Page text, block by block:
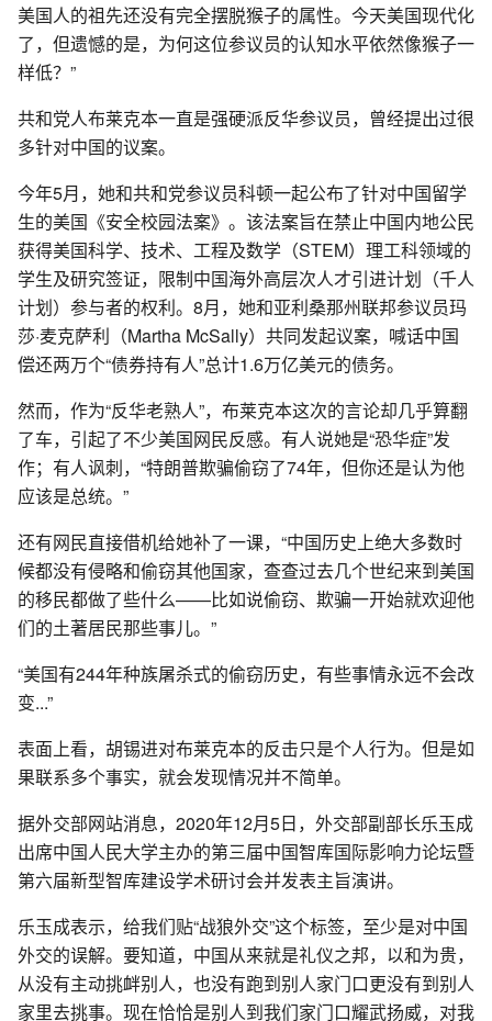
美国人的祖先还没有完全摆脱猴子的属性。今天美国现代化
了，但遗憾的是，为何这位参议员的认知水平依然像猴子一
样低？”
共和党人布莱克本一直是强硬派反华参议员，曾经提出过很
多针对中国的议案。
今年5月，她和共和党参议员科顿一起公布了针对中国留学
生的美国《安全校园法案》。该法案旨在禁止中国内地公民
获得美国科学、技术、工程及数学（STEM）理工科领域的
学生及研究签证，限制中国海外高层次人才引进计划（千人
计划）参与者的权利。8月，她和亚利桑那州联邦参议员玛
莎·麦克萨利（Martha McSally）共同发起议案，喊话中国
偿还两万个“债券持有人”总计1.6万亿美元的债务。
然而，作为“反华老熟人”，布莱克本这次的言论却几乎算翻
了车，引起了不少美国网民反感。有人说她是“恐华症”发
作；有人讽刺，“特朗普欺骗偷窃了74年，但你还是认为他
应该是总统。”
还有网民直接借机给她补了一课，“中国历史上绝大多数时
候都没有侵略和偷窃其他国家，查查过去几个世纪来到美国
的移民都做了些什么——比如说偷窃、欺骗一开始就欢迎他
们的土著居民那些事儿。”
“美国有244年种族屠杀式的偷窃历史，有些事情永远不会改
变...”
表面上看，胡锡进对布莱克本的反击只是个人行为。但是如
果联系多个事实，就会发现情况并不简单。
据外交部网站消息，2020年12月5日，外交部副部长乐玉成
出席中国人民大学主办的第三届中国智库国际影响力论坛暨
第六届新型智库建设学术研讨会并发表主旨演讲。
乐玉成表示，给我们贴“战狼外交”这个标签，至少是对中国
外交的误解。要知道，中国从来就是礼仪之邦，以和为贵，
从没有主动挑衅别人，也没有跑到别人家门口更没有到别人
家里去挑事。现在恰恰是别人到我们家门口耀武扬威，对我